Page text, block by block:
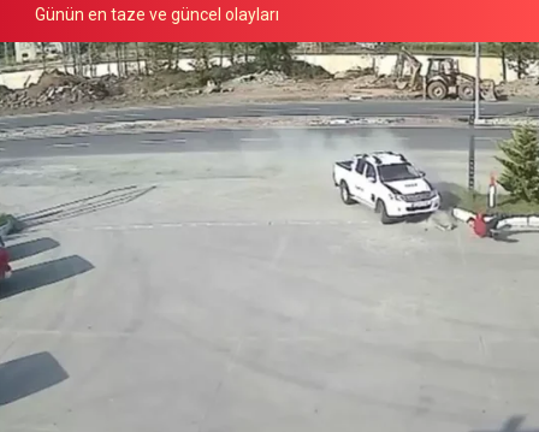
Günün en taze ve güncel olayları